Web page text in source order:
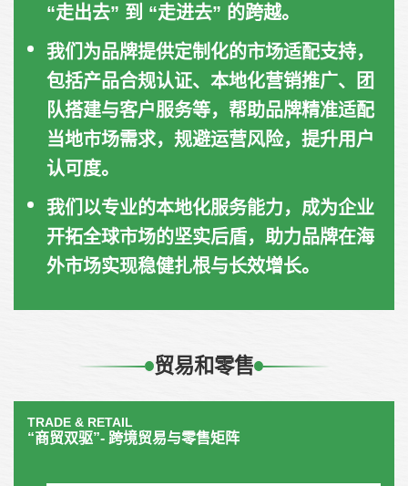
“走出去” 到 “走进去” 的跨越。
我们为品牌提供定制化的市场适配支持，
包括产品合规认证、本地化营销推广、团
队搭建与客户服务等，帮助品牌精准适配
当地市场需求，规避运营风险，提升用户
认可度。
我们以专业的本地化服务能力，成为企业
开拓全球市场的坚实后盾，助力品牌在海
外市场实现稳健扎根与长效增长。
贸易和零售
TRADE & RETAIL
“商贸双驱”- 跨境贸易与零售矩阵